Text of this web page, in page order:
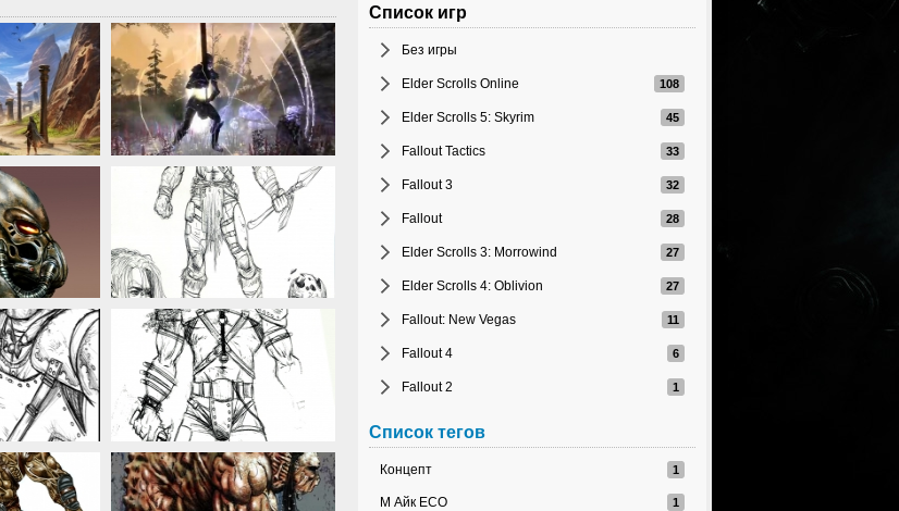
Список игр
Без игры
Elder Scrolls Online
Elder Scrolls 5: Skyrim
Fallout Tactics
Fallout 3
Fallout
Elder Scrolls 3: Morrowind
Elder Scrolls 4: Oblivion
Fallout: New Vegas
Fallout 4
Fallout 2
Список тегов
Концепт
М Айк ЕСО